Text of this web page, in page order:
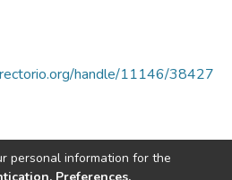
handle/11146/38427
personal information for the